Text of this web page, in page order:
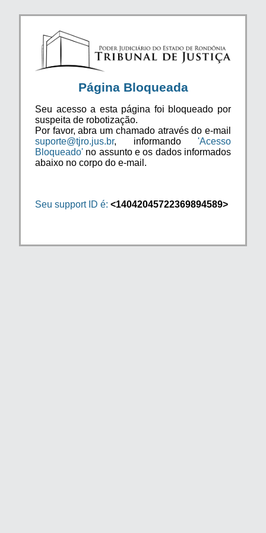
Página Bloqueada
Seu acesso a esta página foi bloqueado por
suspeita de robotização.
Por favor, abra um chamado através do e-mail
suporte@tjro.jus.br, informando 'Acesso
Bloqueado' no assunto e os dados informados
abaixo no corpo do e-mail.
Seu support ID é: <14042045722369894589>